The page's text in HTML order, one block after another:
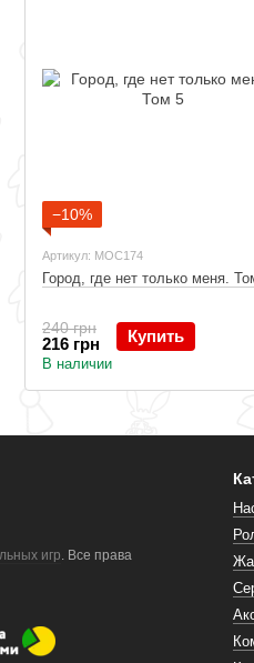
−10%
Артикул: MOC174
Город, где нет только меня.
240 грн
216 грн Купить
В наличии
игр. Все права